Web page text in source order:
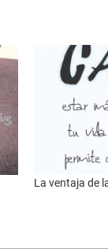
La ventaja de